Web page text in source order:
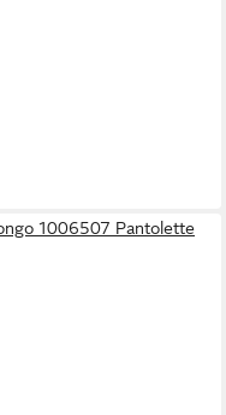
1006507 Pantolette